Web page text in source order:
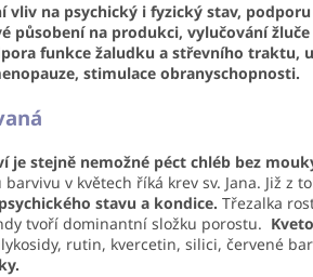
na psychický i fyzický stav,
působení na produkci, vylučování
funkce žaludku a střevního traktu,
stimulace obranyschopnosti.
je stejně nemožné péct chléb bez
v květech říká krev sv. Jana. Již z
stavu a kondice. Třezalka
tvoří dominantní složku porostu.
rutin, kvercetin, silici, červené